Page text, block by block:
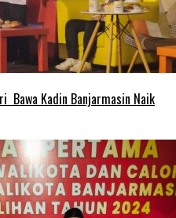
Bawa Kadin Banjarmasin Naik